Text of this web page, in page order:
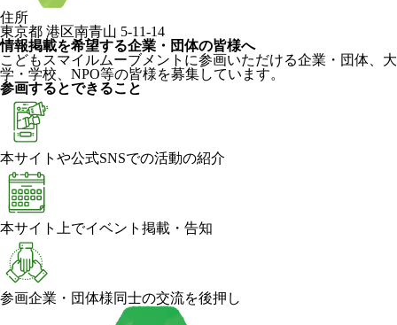
住所
東京都 港区南青山 5-11-14
情報掲載を希望する企業・団体の皆様へ
こどもスマイルムーブメントに参画いただける企業・団体、大
学・学校、NPO等の皆様を募集しています。
参画するとできること
本サイトや公式SNSでの活動の紹介
本サイト上でイベント掲載・告知
参画企業・団体様同士の交流を後押し